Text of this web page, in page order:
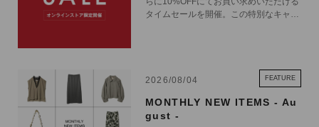
タイムセールを開催。この特別なキャン
2026/08/04 FEATURE
MONTHLY NEW ITEMS - Au
gust -